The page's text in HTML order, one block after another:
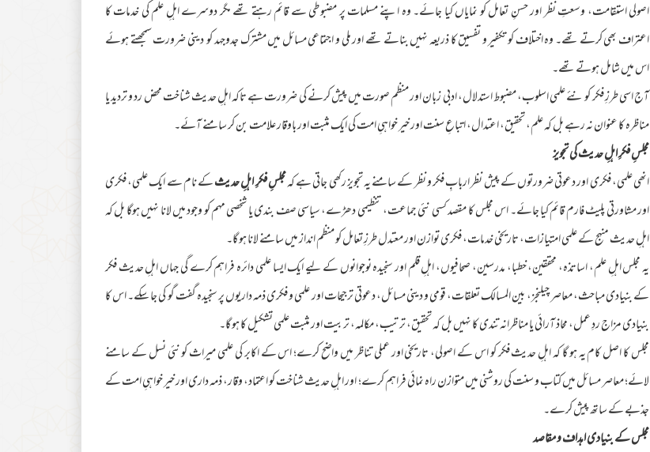
اصولی استقامت، وسعتِ نظر اور حسنِ تعامل کو نمایاں کیا جائے۔ وہ اپنے مسلمات پر مضبوطی سے قائم رہتے تھے مگر دوسرے اہلِ علم کی خدمات کا
اعتراف بھی کرتے تھے۔ وہ اختلاف کو تکفیر و تفسیق کا ذریعہ نہیں بناتے تھے اور ملی و اجتماعی مسائل میں مشترک جدوجہد کو دینی ضرورت سمجھتے ہوئے
اس میں شامل ہوتے تھے۔
آج اسی طرزِ فکر کو نئے علمی اسلوب، مضبوط استدلال، ادبی زبان اور منظم صورت میں پیش کرنے کی ضرورت ہے تاکہ اہلِ حدیث شناخت محض رد و تردید یا
مناظرہ کا عنوان نہ رہے بل کہ علم، تحقیق، اعتدال، اتباعِ سنت اور خیر خواہیِ امت کی ایک مثبت اور باوقار علامت بن کر سامنے آئے۔
مجلسِ فکرِ اہلِ حدیث کی تجویز
انھی علمی، فکری اور دعوتی ضرورتوں کے پیش نظر اربابِ فکر و نظر کے سامنے یہ تجویز رکھی جاتی ہے کہمجلسِ فکرِ اہلِ حدیثکے نام سے ایک علمی، فکری
اور مشاورتی پلیٹ فارم قائم کیا جائے۔ اس مجلس کا مقصد کسی نئی جماعت، تنظیمی دھڑے، سیاسی صف بندی یا شخصی مہم کو وجود میں لانا نہیں ہوگا بل کہ
اہلِ حدیث منہج کے علمی امتیازات، تاریخی خدمات، فکری توازن اور معتدل طرزِ تعامل کو منظم انداز میں سامنے لانا ہو گا۔
یہ مجلس اہلِ علم، اساتذہ، محققین، خطبا، مدرسین، صحافیوں، اہلِ قلم اور سنجیدہ نوجوانوں کے لیے ایک ایسا علمی دائرہ فراہم کرے گی جہاں اہلِ حدیث فکر
کے بنیادی مباحث، معاصر چیلنجز، بین المسالک تعلقات، قومی و دینی مسائل، دعوتی ترجیحات اور علمی و فکری ذمہ داریوں پر سنجیدہ گفت گو کی جا سکے۔ اس کا
بنیادی مزاج ردِ عمل، محاذ آرائی یا مناظرانہ تندی کا نہیں بل کہ تحقیق، ترتیب، مکالمہ، تربیت اور مثبت علمی تشکیل کا ہو گا۔
مجلس کا اصل کام یہ ہو گا کہ اہلِ حدیث فکر کو اس کے اصولی، تاریخی اور عملی تناظر میں واضح کرے؛ اس کے اکابر کی علمی میراث کو نئی نسل کے سامنے
لائے؛ معاصر مسائل میں کتاب و سنت کی روشنی میں متوازن راہ نمائی فراہم کرے؛ اور اہلِ حدیث شناخت کو اعتماد، وقار، ذمہ داری اور خیر خواہیِ امت کے
جذبے کے ساتھ پیش کرے۔
مجلس کے بنیادی اہداف و مقاصد